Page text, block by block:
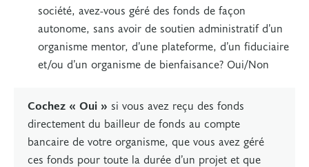
société, avez-vous géré des fonds de façon
autonome, sans avoir de soutien administratif d’un
organisme mentor, d’une plateforme, d’un fiduciaire
et/ou d’un organisme de bienfaisance? Oui/Non
Cochez « Oui » si vous avez reçu des fonds
directement du bailleur de fonds au compte
bancaire de votre organisme, que vous avez géré
ces fonds pour toute la durée d’un projet et que